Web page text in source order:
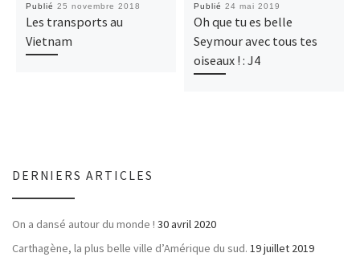
Publié 25 novembre 2018
Les transports au
Vietnam
Publié 24 mai 2019
Oh que tu es belle
Seymour avec tous tes
oiseaux ! : J4
DERNIERS ARTICLES
On a dansé autour du monde ! 30 avril 2020
Carthagène, la plus belle ville d’Amérique du sud. 19 juillet 2019